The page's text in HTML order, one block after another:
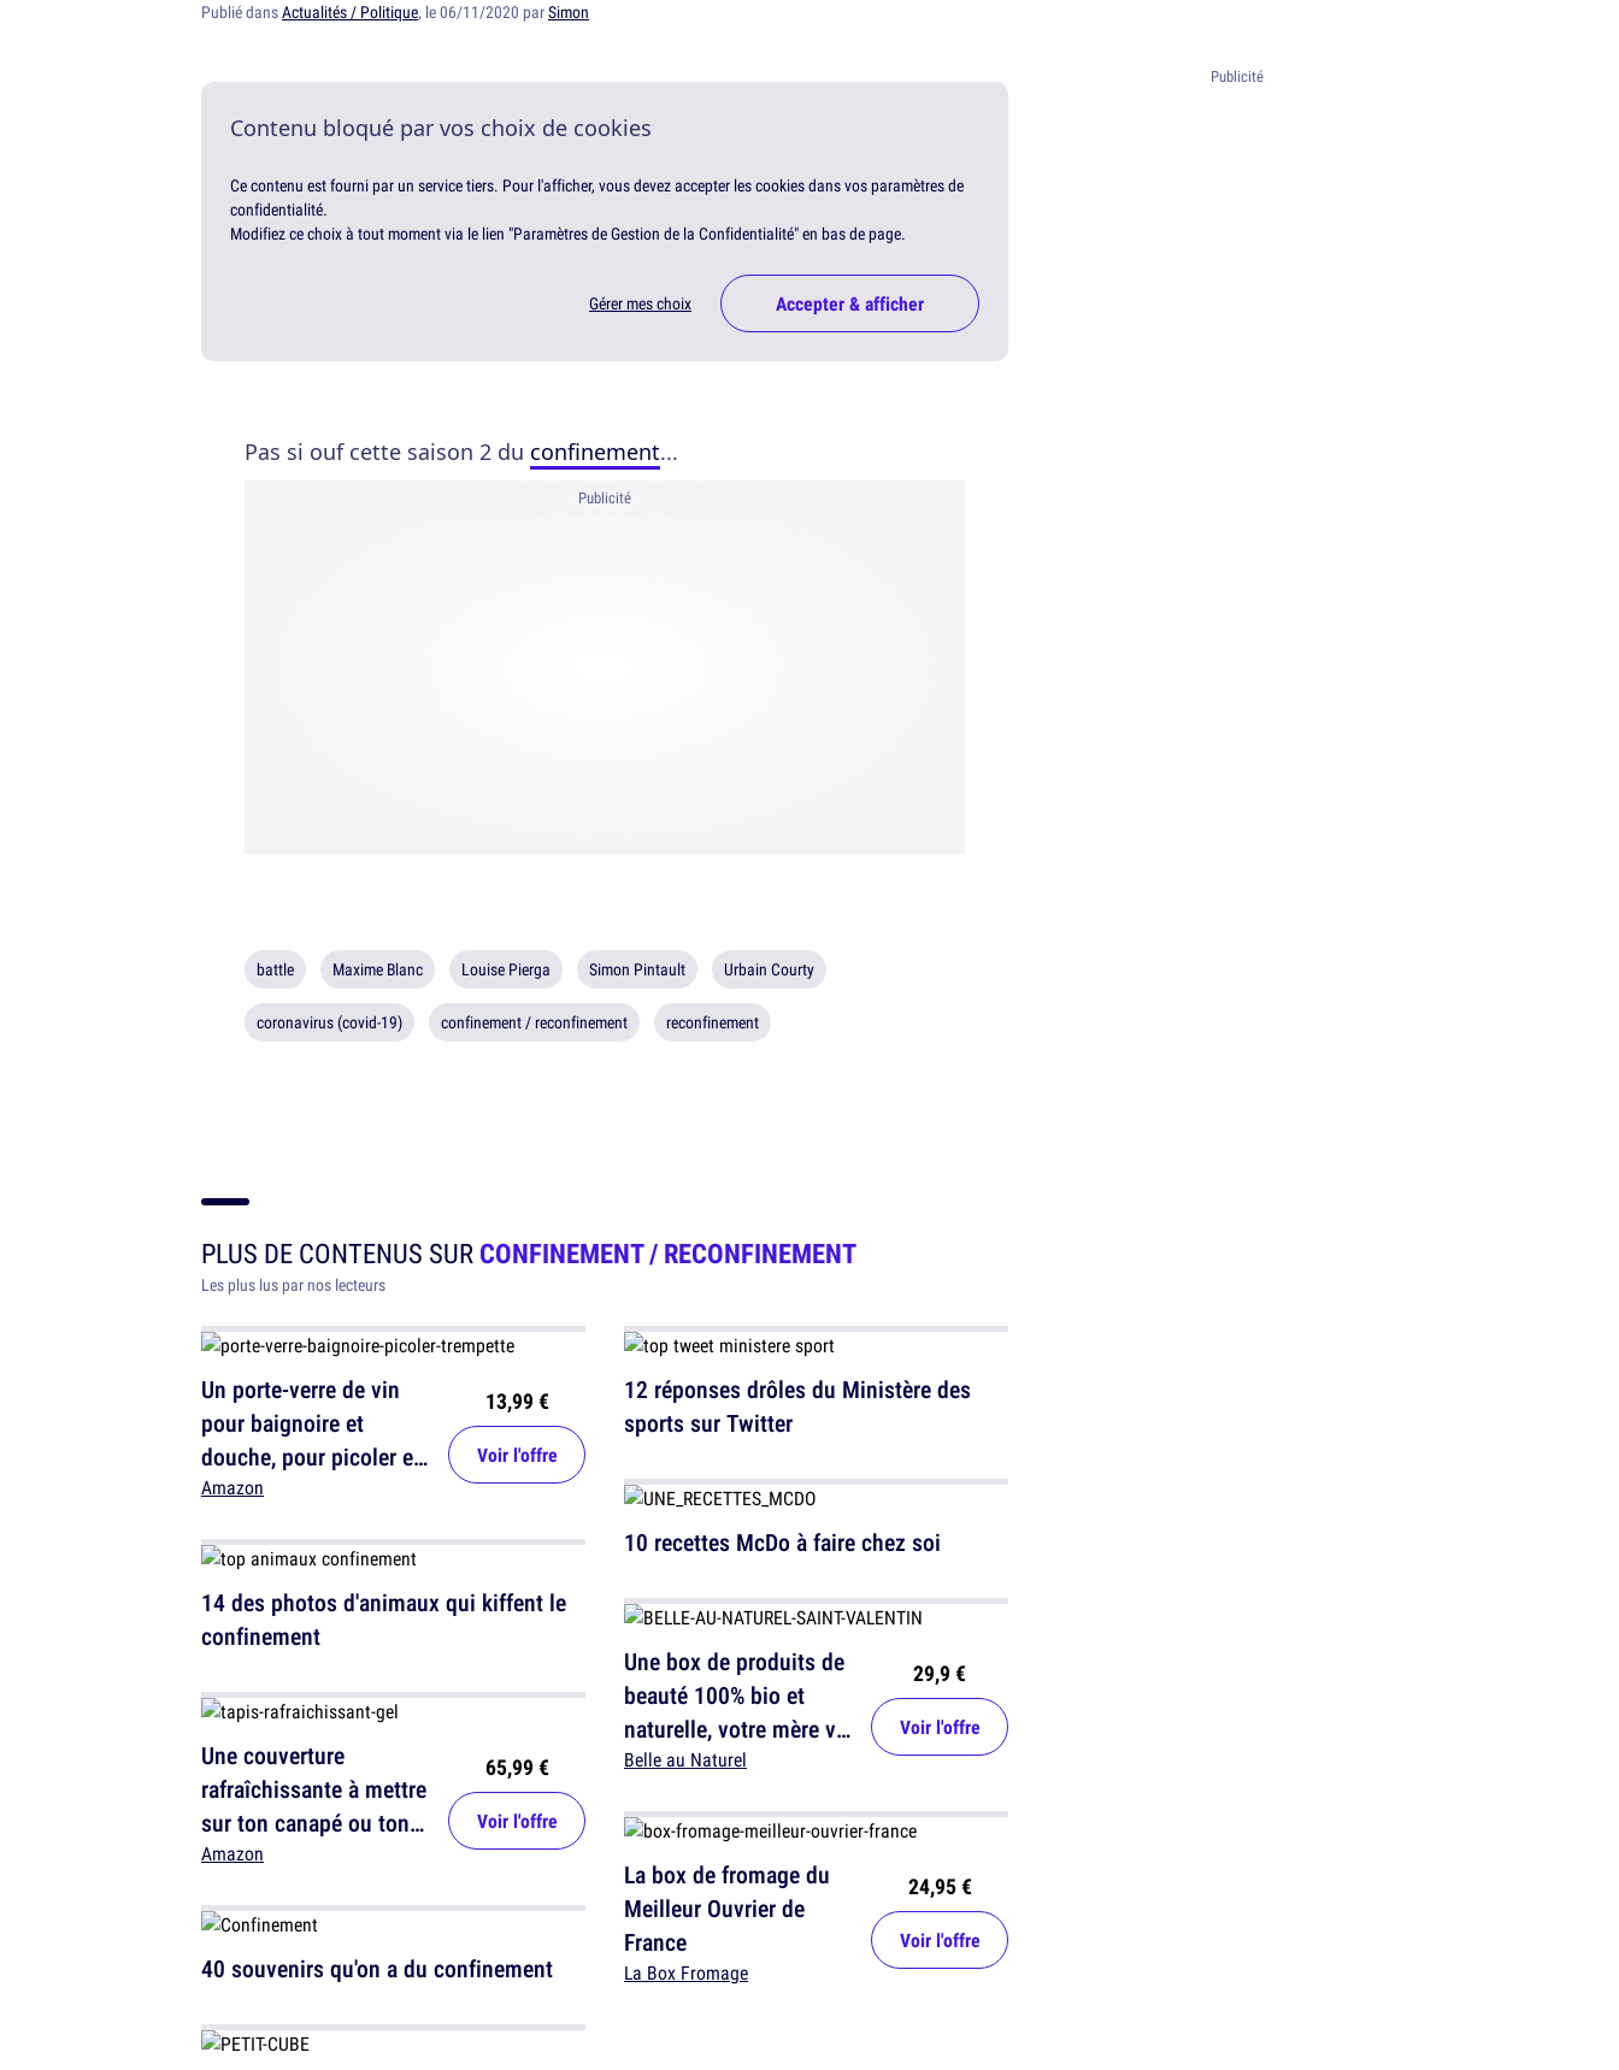
Publié dansActualités / Politique, le 06/11/2020 parSimon
Contenu bloqué par vos choix de cookies
Ce contenu est fourni par un service tiers. Pour l'afficher, vous devez accepter les cookies dans vos paramètres de
confidentialité.
Modifiez ce choix à tout moment via le lien "Paramètres de Gestion de la Confidentialité" en bas de page.
Gérer mes choix Accepter & afficher
Pas si ouf cette saison 2 du confinement...
Publicité
battle Maxime Blanc Louise Pierga Simon Pintault Urbain Courty
coronavirus (covid-19) confinement / reconfinement reconfinement
PLUS DE CONTENUS SURCONFINEMENT / RECONFINEMENT
Les plus lus par nos lecteurs
Un porte-verre de vin
pour baignoire et
douche, pour picoler en
faisant trempette
Amazon
13,99 €
Voir l'offre
14 des photos d'animaux qui kiffent le
confinement
Une couverture
rafraîchissante à mettre
sur ton canapé ou ton
lit
Amazon
65,99 €
Voir l'offre
40 souvenirs qu'on a du confinement
12 réponses drôles du Ministère des
sports sur Twitter
10 recettes McDo à faire chez soi
Une box de produits de
beauté 100% bio et
naturelle, votre mère va
adorer
Belle au Naturel
29,9 €
Voir l'offre
La box de fromage du
Meilleur Ouvrier de
France
La Box Fromage
24,95 €
Voir l'offre